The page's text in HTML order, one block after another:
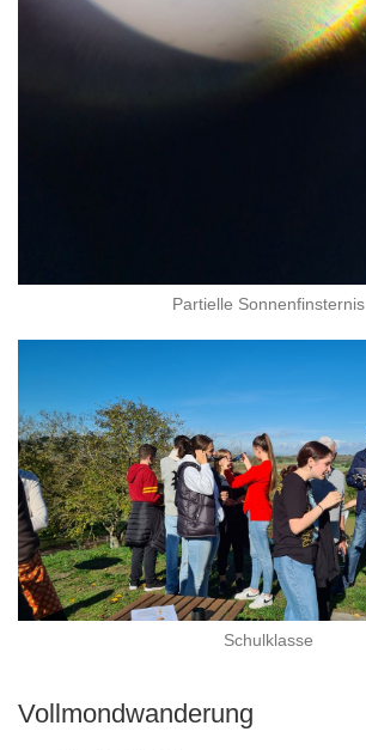
Partielle Sonnenfinsternis
Schulklasse
Vollmondwanderung